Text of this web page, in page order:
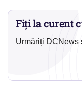
Fiți la curent
Urmăriți DCNews